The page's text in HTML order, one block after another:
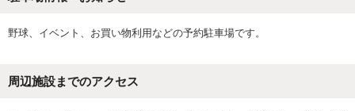
野球、イベント、お買い物利用などの予約駐車場です。
周辺施設までのアクセス